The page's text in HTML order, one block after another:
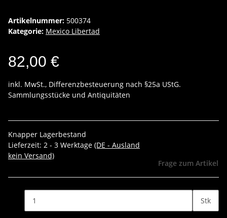
Artikelnummer: 500374
Kategorie: Mexico Libertad
82,00 €
inkl. MwSt., Differenzbesteuerung nach §25a UStG.
Sammlungsstücke und Antiquitäten
Knapper Lagerbestand
Lieferzeit: 2 - 3 Werktage (DE - Ausland
kein Versand)
Frage zum Artikel
Stk